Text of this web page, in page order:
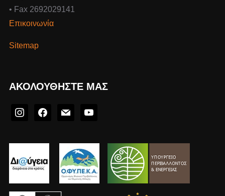
• Fax 2692029141
Επικοινωνία
Sitemap
ΑΚΟΛΟΥΘΉΣΤΕ ΜΑΣ
instagramfacebookmail youtube